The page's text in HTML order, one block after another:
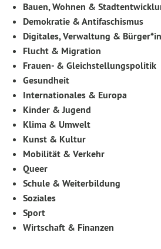
Bauen, Wohnen &
Demokratie & Antifaschismus
Digitales, Verwaltung &
Flucht & Migration
Frauen- & Gleichstellungspolitik
Gesundheit
Internationales & Europa
Kinder & Jugend
Klima & Umwelt
Kunst & Kultur
Mobilität & Verkehr
Queer
Schule & Weiterbildung
Soziales
Sport
Wirtschaft & Finanzen